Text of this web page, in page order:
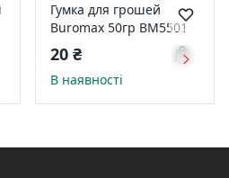
Гумка для грошей
Buromax 50гр BM5501
20 ₴
В наявності